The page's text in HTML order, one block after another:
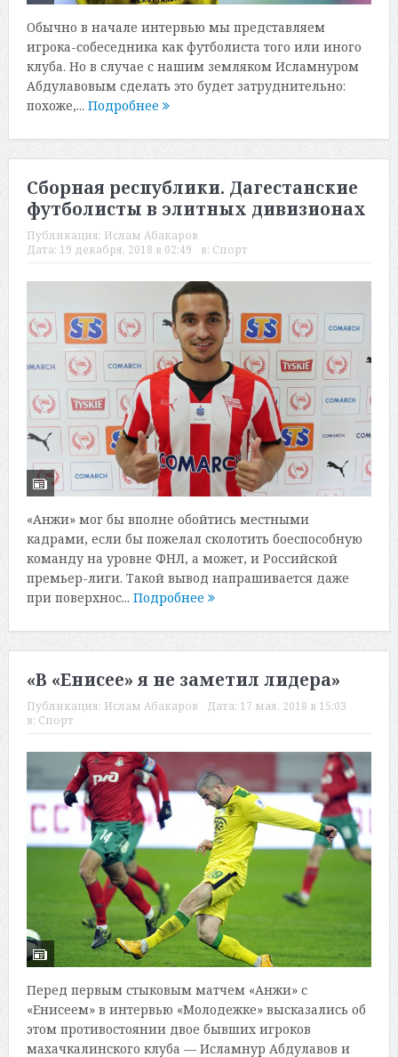
Обычно в начале интервью мы представляем
игрока-собеседника как футболиста того или иного
клуба. Но в случае с нашим земляком Исламнуром
Абдулавовым сделать это будет затруднительно:
похоже,... Подробнее
Сборная республики. Дагестанские
футболисты в элитных дивизионах
Публикация: Ислам Абакаров
Дата: 19 декабря, 2018 в 02:49 в: Спорт
«Анжи» мог бы вполне обойтись местными
кадрами, если бы пожелал сколотить боеспособную
команду на уровне ФНЛ, а может, и Российской
премьер-лиги. Такой вывод напрашивается даже
при поверхнос... Подробнее
«В «Енисее» я не заметил лидера»
Публикация: Ислам Абакаров Дата: 17 мая, 2018 в 15:03
в: Спорт
Перед первым стыковым матчем «Анжи» с
«Енисеем» в интервью «Молодежке» высказались об
этом противостоянии двое бывших игроков
махачкалинского клуба — Исламнур Абдулавов и